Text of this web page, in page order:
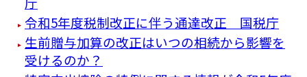
令和5年度税制改正に伴う通達改正 国税庁
生前贈与加算の改正はいつの相続から影響を
受けるのか？